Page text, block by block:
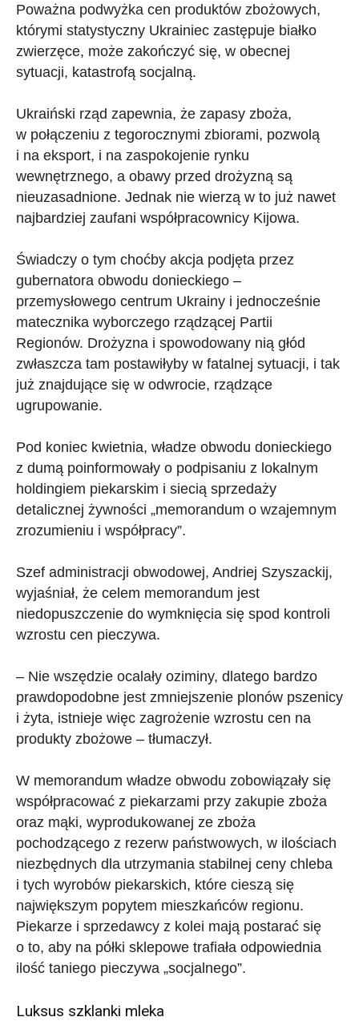
Poważna podwyżka cen produktów zbożowych,
którymi statystyczny Ukrainiec zastępuje białko
zwierzęce, może zakończyć się, w obecnej
sytuacji, katastrofą socjalną.
Ukraiński rząd zapewnia, że zapasy zboża,
w połączeniu z tegorocznymi zbiorami, pozwolą
i na eksport, i na zaspokojenie rynku
wewnętrznego, a obawy przed drożyzną są
nieuzasadnione. Jednak nie wierzą w to już nawet
najbardziej zaufani współpracownicy Kijowa.
Świadczy o tym choćby akcja podjęta przez
gubernatora obwodu donieckiego –
przemysłowego centrum Ukrainy i jednocześnie
matecznika wyborczego rządzącej Partii
Regionów. Drożyzna i spowodowany nią głód
zwłaszcza tam postawiłyby w fatalnej sytuacji, i tak
już znajdujące się w odwrocie, rządzące
ugrupowanie.
Pod koniec kwietnia, władze obwodu donieckiego
z dumą poinformowały o podpisaniu z lokalnym
holdingiem piekarskim i siecią sprzedaży
detalicznej żywności „memorandum o wzajemnym
zrozumieniu i współpracy”.
Szef administracji obwodowej, Andriej Szyszackij,
wyjaśniał, że celem memorandum jest
niedopuszczenie do wymknięcia się spod kontroli
wzrostu cen pieczywa.
– Nie wszędzie ocalały oziminy, dlatego bardzo
prawdopodobne jest zmniejszenie plonów pszenicy
i żyta, istnieje więc zagrożenie wzrostu cen na
produkty zbożowe – tłumaczył.
W memorandum władze obwodu zobowiązały się
współpracować z piekarzami przy zakupie zboża
oraz mąki, wyprodukowanej ze zboża
pochodzącego z rezerw państwowych, w ilościach
niezbędnych dla utrzymania stabilnej ceny chleba
i tych wyrobów piekarskich, które cieszą się
największym popytem mieszkańców regionu.
Piekarze i sprzedawcy z kolei mają postarać się
o to, aby na półki sklepowe trafiała odpowiednia
ilość taniego pieczywa „socjalnego”.
Luksus szklanki mleka